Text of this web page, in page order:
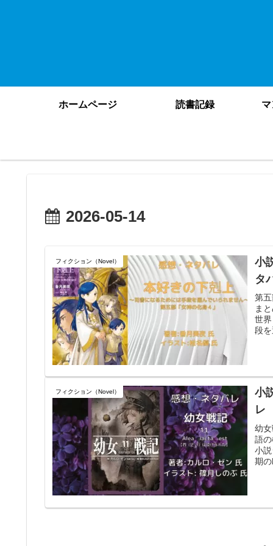
ホームページ 読書記録
2026-05-14
フィクション（Novel）
小
タ
第
ま
世
段
フィクション（Novel）
小
レ
幼
語
小
期